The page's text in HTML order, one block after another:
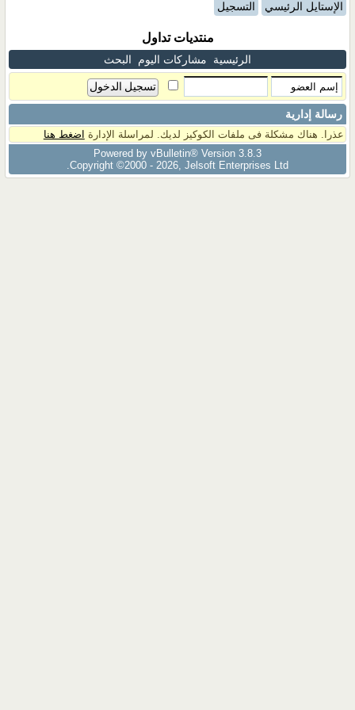
الإستايل الرئيسي التسجيل
منتديات تداول
الرئيسية مشاركات اليوم البحث
رسالة إدارية
عذرا. هناك مشكلة فى ملفات الكوكيز لديك. لمراسلة الإدارة اضغط هنا
Powered by vBulletin® Version 3.8.3
Copyright ©2000 - 2026, Jelsoft Enterprises Ltd.